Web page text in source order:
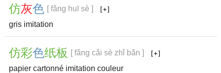
仿灰色 [ fǎng huī sè ]
gris imitation
仿彩色纸板 [ fǎng cǎi sè zhǐ bǎn ]
papier cartonné imitation couleur